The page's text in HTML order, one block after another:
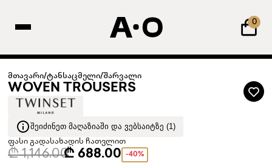
0
მთავარი/ტანსაცმელი/შარვალი
WOVEN TROUSERS
ᲨᲔᲘᲫᲘᲜᲔᲗ ᲛᲐᲦᲐᲖᲘᲐᲨᲘ ᲓᲐ ᲕᲔᲑᲡᲐᲘᲢᲖᲔ (1)
ფასი გადასახადის ჩათვლით
₾ 1,146.00₾ 688.00 -40%